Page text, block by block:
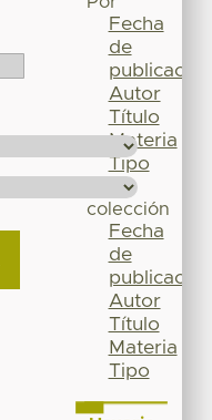
Fecha
de
publicación
Autor
Título
Materia
Tipo
colección
Fecha
de
publicación
Autor
Título
Materia
Tipo